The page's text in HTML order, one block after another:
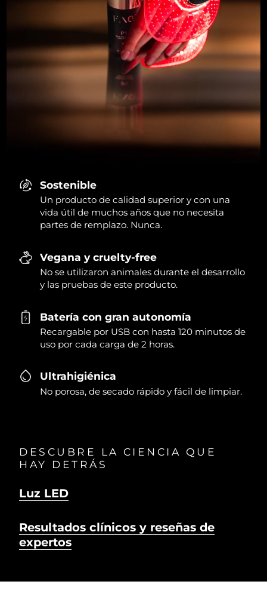
Sostenible
Un producto de calidad superior y con una
vida útil de muchos años que no necesita
partes de remplazo. Nunca.
Vegana y cruelty-free
No se utilizaron animales durante el desarrollo
y las pruebas de este producto.
Batería con gran autonomía
Recargable por USB con hasta 120 minutos de
uso por cada carga de 2 horas.
Ultrahigiénica
No porosa, de secado rápido y fácil de limpiar.
DESCUBRE LA CIENCIA QUE
HAY DETRÁS
Luz LED
Resultados clínicos y reseñas de
expertos